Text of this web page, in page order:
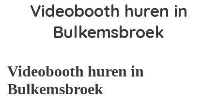
Videobooth huren in
Bulkemsbroek
Videobooth huren in
Bulkemsbroek